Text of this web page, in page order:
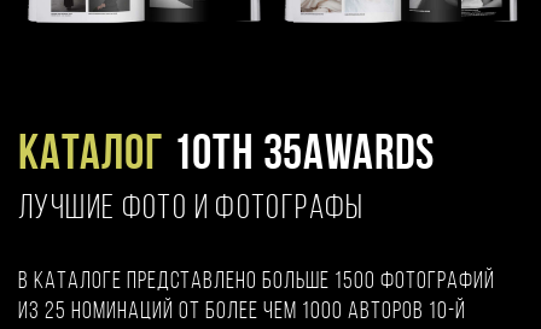
Каталог 10TH 35AWARDS
ЛУЧШИЕ ФОТО И ФОТОГРАФЫ
В каталоге представлено больше 1500 фотографий
из 25 номинаций от более чем 1000 авторов 10-й